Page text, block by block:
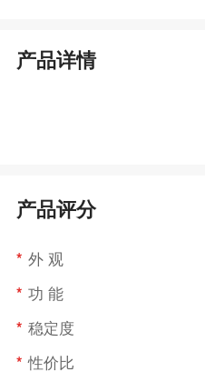
产品详情
产品评分
* 外 观
* 功 能
* 稳定度
* 性价比